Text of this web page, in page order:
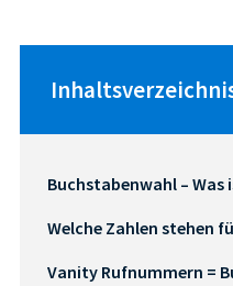
Buchstabenwahl – Was
Welche Zahlen stehen
Vanity Rufnummern =